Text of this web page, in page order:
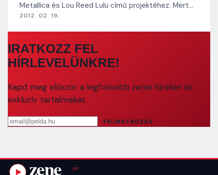
Metallica és Lou Reed Lulu című projektéhez. Mert…
2012. 02. 19.
IRATKOZZ FEL
HÍRLEVELÜNKRE!
Kapd meg először a legfrissebb zenei híreket és
exkluzív tartalmakat.
Email cím
FELIRATKOZÁS